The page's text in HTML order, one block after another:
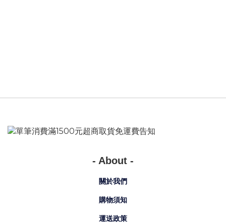
- About -
關於我們
購物須知
運送政策